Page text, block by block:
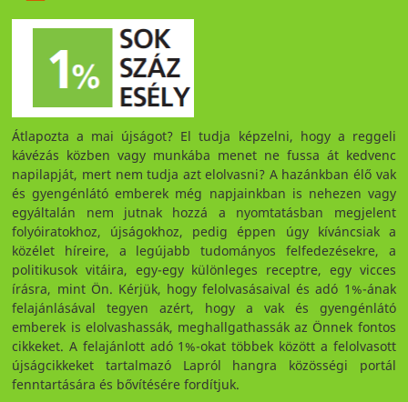
Átlapozta a mai újságot? El tudja képzelni, hogy a reggeli
kávézás közben vagy munkába menet ne fussa át kedvenc
napilapját, mert nem tudja azt elolvasni? A hazánkban élő vak
és gyengénlátó emberek még napjainkban is nehezen vagy
egyáltalán nem jutnak hozzá a nyomtatásban megjelent
folyóiratokhoz, újságokhoz, pedig éppen úgy kíváncsiak a
közélet híreire, a legújabb tudományos felfedezésekre, a
politikusok vitáira, egy-egy különleges receptre, egy vicces
írásra, mint Ön. Kérjük, hogy felolvasásaival és adó 1%-ának
felajánlásával tegyen azért, hogy a vak és gyengénlátó
emberek is elolvashassák, meghallgathassák az Önnek fontos
cikkeket. A felajánlott adó 1%-okat többek között a felolvasott
újságcikkeket tartalmazó Lapról hangra közösségi portál
fenntartására és bővítésére fordítjuk.